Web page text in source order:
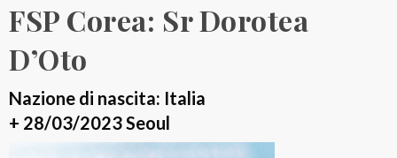
r
A
n
c
i
l
FSP Corea: Sr Dorotea
D’Oto
Nazione di nascita: Italia
+ 28/03/2023 Seoul